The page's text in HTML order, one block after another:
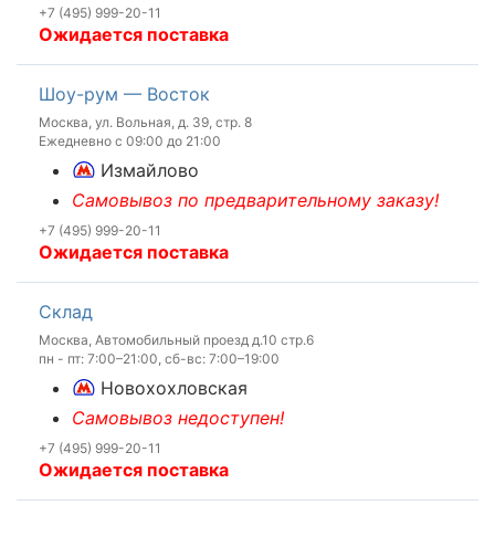
+7 (495) 999-20-11
Ожидается поставка
Шоу-рум — Восток
Москва, ул. Вольная, д. 39, стр. 8
Ежедневно с 09:00 до 21:00
Измайлово
Самовывоз по предварительному заказу!
+7 (495) 999-20-11
Ожидается поставка
Склад
Москва, Автомобильный проезд д.10 стр.6
пн - пт: 7:00–21:00, сб-вс: 7:00–19:00
Новохохловская
Самовывоз недоступен!
+7 (495) 999-20-11
Ожидается поставка